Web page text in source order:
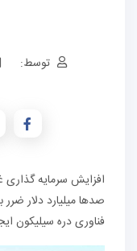
توسط:
صدها میلیارد دلار
فناوری دره سیلیکون